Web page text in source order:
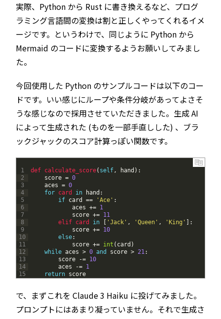
実際、Python から Rust に書き換えるなど、プログ
ラミング言語間の変換は割と正しくやってくれるイメ
ージです。というわけで、同じように Python から
Mermaid のコードに変換するようお願いしてみまし
た。
今回使用した Python のサンプルコードは以下のコー
ドです。いい感じにループや条件分岐があってよさそ
うな感じなので採用させていただきました。生成 AI
によって生成された (ものを一部手直しした) 、ブラ
ックジャックのスコア計算っぽい関数です。
1
2
3
4
5
6
7
8
9
10
11
12
13
14
15
def calculate_score( self, hand ) :
score = 0
aces = 0
for card in hand :
if card == 'Ace' :
aces += 1
score += 11
elif card in 'Jack' , 'Queen' , 'King'
:
score += 10
else:
score += int ( card )
while aces > 0 and score > 21:
score
-= 10
aces
-= 1
return score
で、まずこれを Claude 3 Haiku に投げてみました。
プロンプトにはあまり凝っていません。それで生成さ